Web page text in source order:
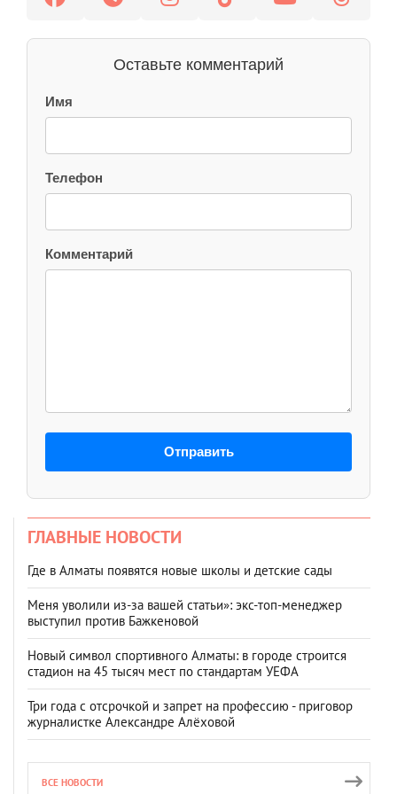
Оставьте комментарий
Имя
Телефон
Комментарий
Отправить
ГЛАВНЫЕ НОВОСТИ
Где в Алматы появятся новые школы и детские сады
Меня уволили из-за вашей статьи»: экс-топ-менеджер
выступил против Бажкеновой
Новый символ спортивного Алматы: в городе строится
стадион на 45 тысяч мест по стандартам УЕФА
Три года с отсрочкой и запрет на профессию - приговор
журналистке Александре Алёховой
ВСЕ НОВОСТИ